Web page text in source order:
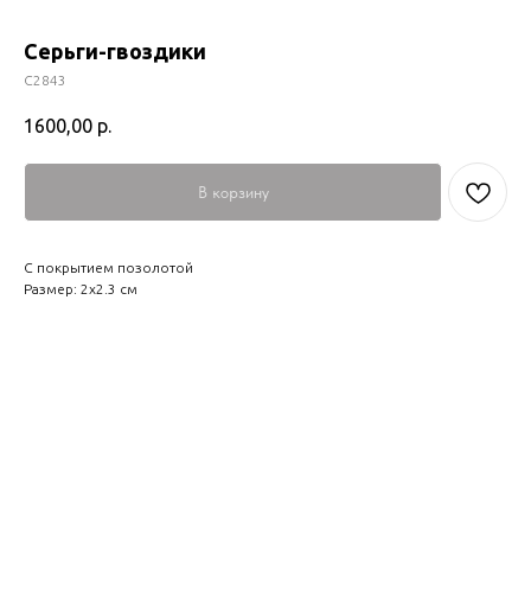
Серьги-гвоздики
С2843
1600,00 р.
В корзину
С покрытием позолотой
Размер: 2х2.3 см